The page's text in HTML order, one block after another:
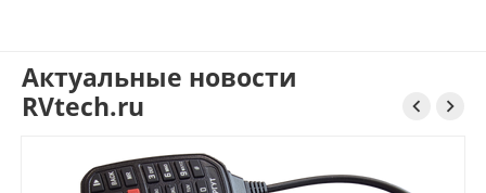
Актуальные новости
RVtech.ru
 